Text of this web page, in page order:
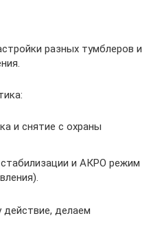
разных тумблеров и
и снятие с охраны
и АКРО режим
делаем